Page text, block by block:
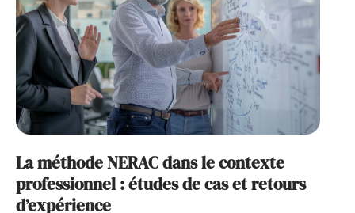
La méthode NERAC dans le contexte
professionnel : études de cas et retours
d’expérience